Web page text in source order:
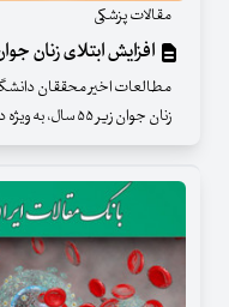
مقالات پزشکی
افزایش ابتلای زنان
مطالعات اخیر محققان
زنان جوان زیر ۵۵ سال، به ویژه در افراد ۱۵ تا ۳۴ سال رو به افزایش است.